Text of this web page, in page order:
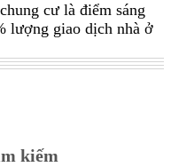
cư là điểm sáng
lượng giao dịch nhà ở
kiếm